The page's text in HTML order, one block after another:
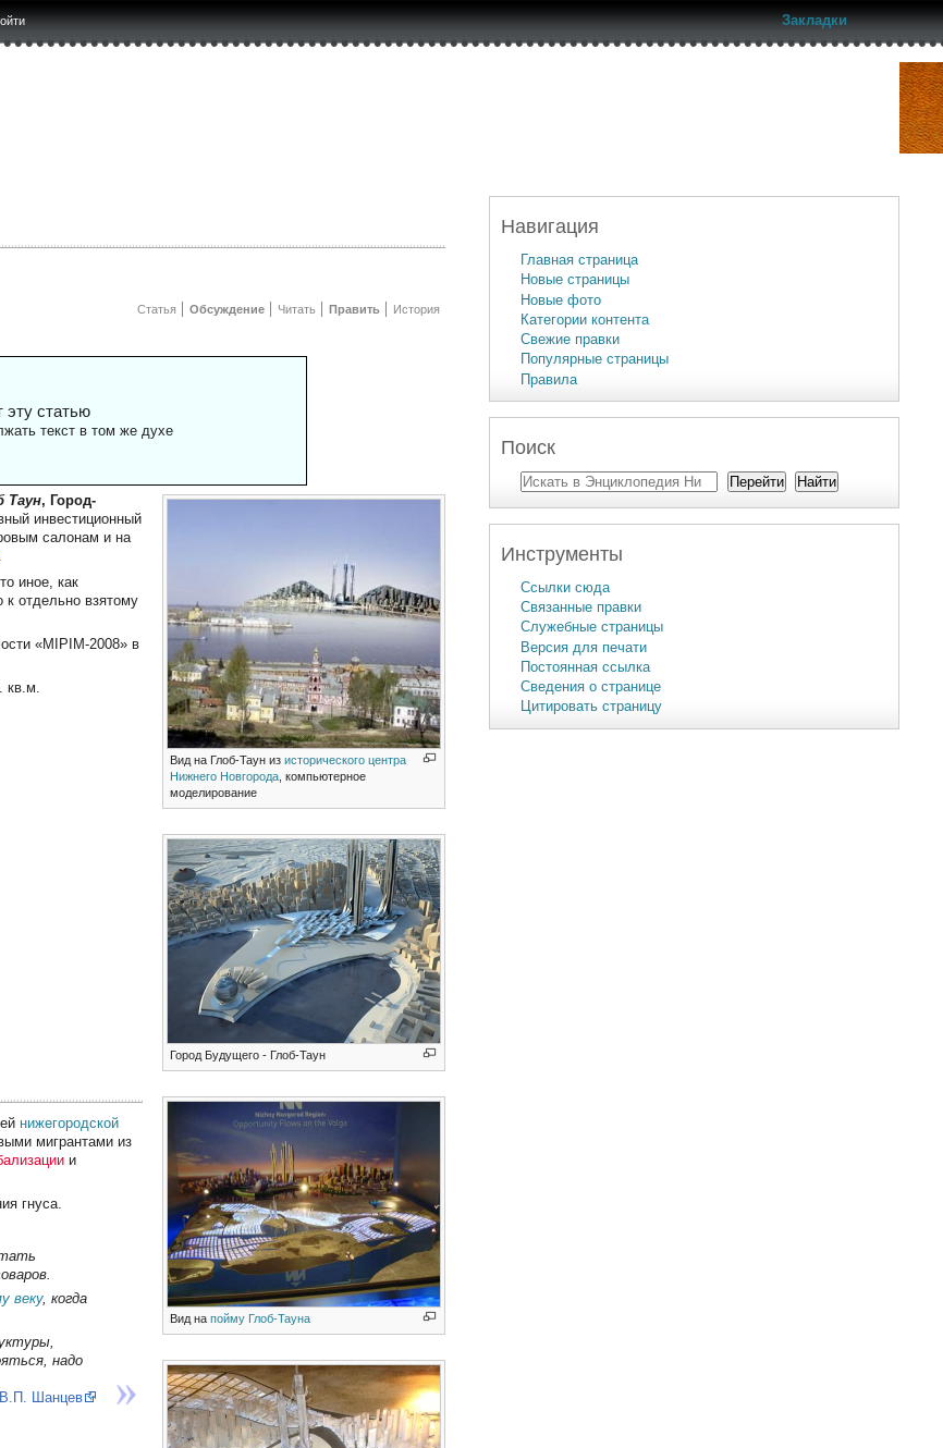
Закладки
Статья Обсуждение Читать Править История
статью
текст в том же духе
Вид на Глоб-Таун изисторического центра
Нижнего Новгорода , компьютерное
моделирование
Город Будущего - Глоб-Таун
Вид напойму Глоб-Тауна
Таун, Город-
инвестиционный
салонам и на
.
иное, как
к отдельно взятому
«MIPIM-2008» в
кв.м.
нижегородской
мигрантами из
и
гнуса.
веку, когда
надо
В.П. Шанцев
Навигация
Главная страница
Новые страницы
Новые фото
Категории контента
Свежие правки
Популярные страницы
Правила
Поиск
Инструменты
Ссылки сюда
Связанные правки
Служебные страницы
Версия для печати
Постоянная ссылка
Сведения о странице
Цитировать страницу